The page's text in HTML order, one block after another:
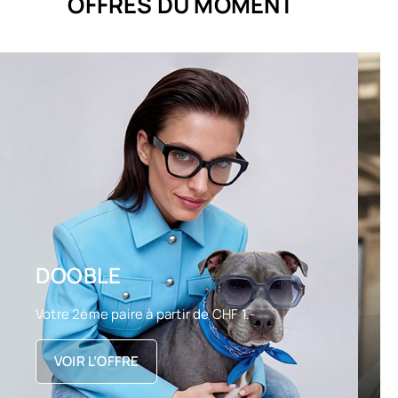
DOOBLE
Votre 2ème paire à partir de CHF 1.-
VOIR L’OFFRE